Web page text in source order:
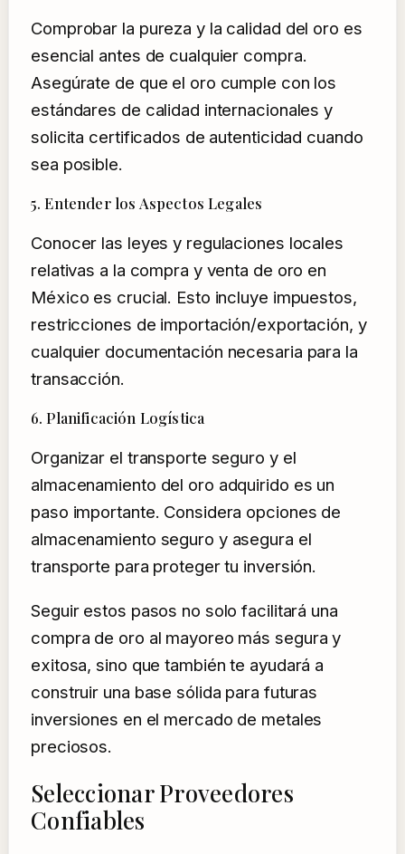
Comprobar la pureza y la calidad del oro es
esencial antes de cualquier compra.
Asegúrate de que el oro cumple con los
estándares de calidad internacionales y
solicita certificados de autenticidad cuando
sea posible.
5. Entender los Aspectos Legales
Conocer las leyes y regulaciones locales
relativas a la compra y venta de oro en
México es crucial. Esto incluye impuestos,
restricciones de importación/exportación, y
cualquier documentación necesaria para la
transacción.
6. Planificación Logística
Organizar el transporte seguro y el
almacenamiento del oro adquirido es un
paso importante. Considera opciones de
almacenamiento seguro y asegura el
transporte para proteger tu inversión.
Seguir estos pasos no solo facilitará una
compra de oro al mayoreo más segura y
exitosa, sino que también te ayudará a
construir una base sólida para futuras
inversiones en el mercado de metales
preciosos.
Seleccionar Proveedores
Confiables